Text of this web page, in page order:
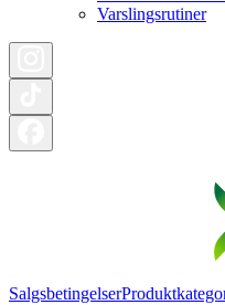
Varslingsrutiner
Salgsbetingelser